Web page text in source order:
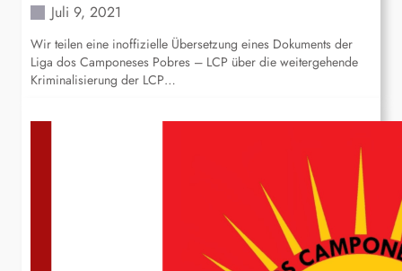
Juli 9, 2021
Wir teilen eine inoffizielle Übersetzung eines Dokuments der
Liga dos Camponeses Pobres – LCP über die weitergehende
Kriminalisierung der LCP…